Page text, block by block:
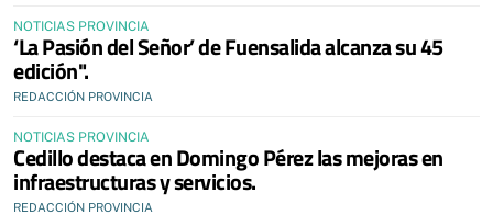
NOTICIAS PROVINCIA
‘La Pasión del Señor’ de Fuensalida alcanza su 45
edición".
REDACCIÓN PROVINCIA
NOTICIAS PROVINCIA
Cedillo destaca en Domingo Pérez las mejoras en
infraestructuras y servicios.
REDACCIÓN PROVINCIA